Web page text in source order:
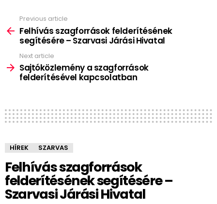
more
Previous article
Felhívás szagforrások felderítésének
segítésére – Szarvasi Járási Hivatal
Next article
Sajtóközlemény a szagforrások
felderítésével kapcsolatban
HÍREK SZARVAS
Felhívás szagforrások
felderítésének segítésére –
Szarvasi Járási Hivatal